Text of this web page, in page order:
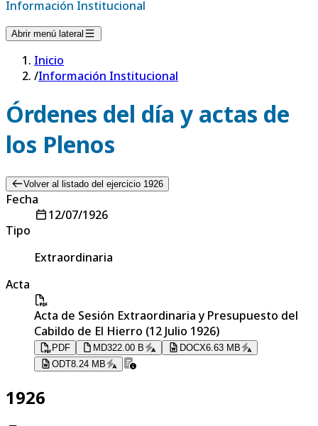
Información Institucional
Abrir menú lateral
Inicio
/Información Institucional
Órdenes del día y actas de
los Plenos
Volver al listado del ejercicio 1926
Fecha
12/07/1926
Tipo
Extraordinaria
Acta
Acta de Sesión Extraordinaria y Presupuesto del
Cabildo de El Hierro (12 Julio 1926)
PDF MD322.00 B DOCX6.63 MB
ODT8.24 MB
1926